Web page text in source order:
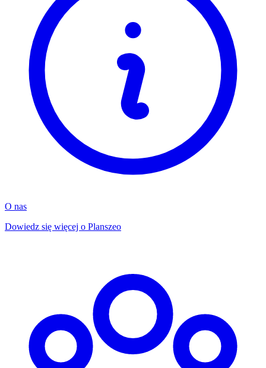
O nas
Dowiedz się więcej o Planszeo